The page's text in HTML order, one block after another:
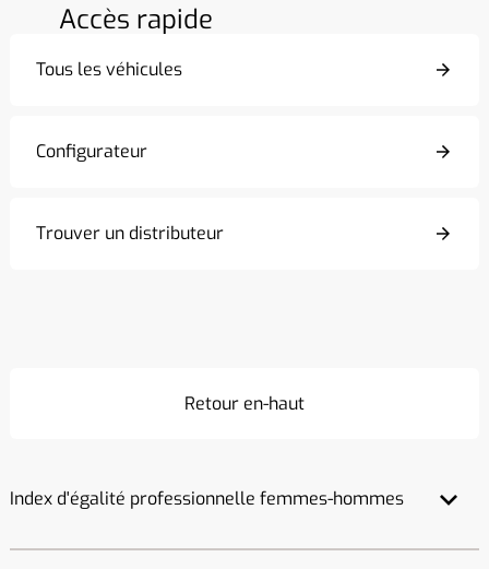
Accès rapide
Tous les véhicules
Configurateur
Trouver un distributeur
Retour en-haut
Index d'égalité professionnelle femmes-hommes